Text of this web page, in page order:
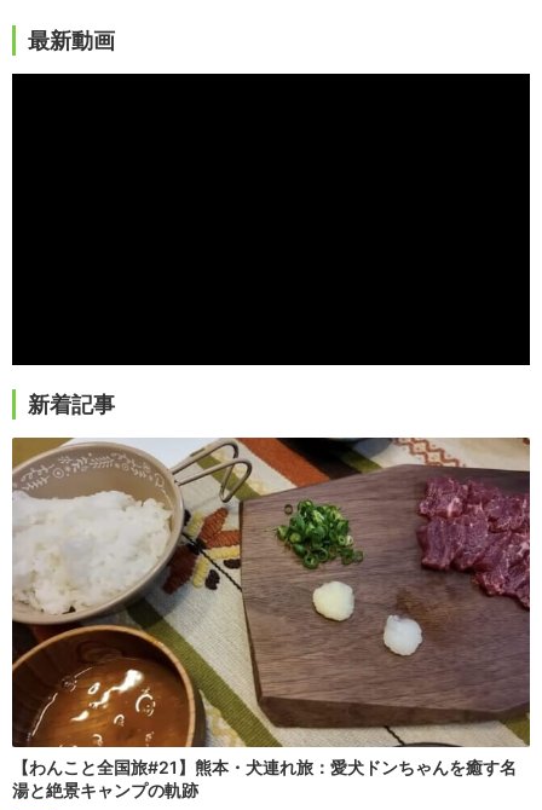
最新動画
新着記事
【わんこと全国旅#21】熊本・犬連れ旅：愛犬ドンちゃんを癒す名
湯と絶景キャンプの軌跡